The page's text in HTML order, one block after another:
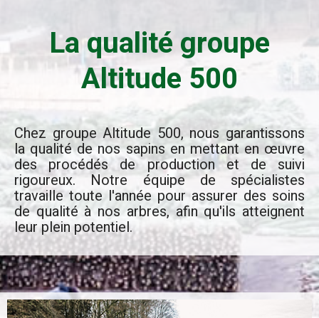
La qualité groupe
Altitude 500
Chez groupe Altitude 500, nous garantissons
la qualité de nos sapins en mettant en œuvre
des procédés de production et de suivi
rigoureux. Notre équipe de spécialistes
travaille toute l'année pour assurer des soins
de qualité à nos arbres, afin qu'ils atteignent
leur plein potentiel.